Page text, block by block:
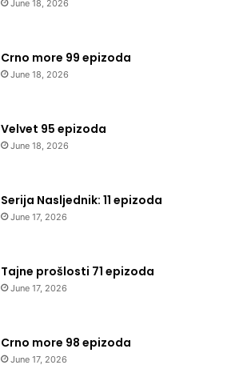
June 18, 2026
Crno more 99 epizoda
June 18, 2026
Velvet 95 epizoda
June 18, 2026
Serija Nasljednik: 11 epizoda
June 17, 2026
Tajne prošlosti 71 epizoda
June 17, 2026
Crno more 98 epizoda
June 17, 2026